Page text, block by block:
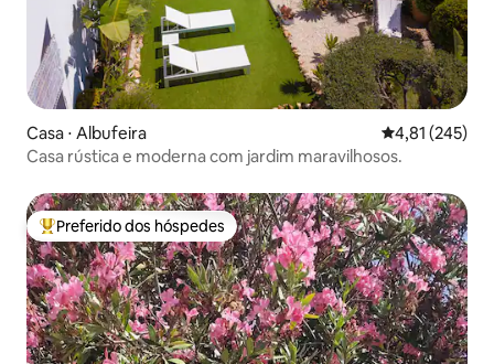
Casa ⋅ Albufeira 4,81 de uma
4,81 (245)
Casa rústica e moderna com jardim maravilhosos.
Entre os melhores preferidos dos hóspedes
Preferido dos hóspedes